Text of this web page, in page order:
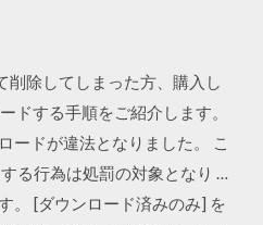
除してしまった方、購入し
ドする手順をご紹介します。
ードが違法となりました。 こ
る行為は処罰の対象となり …
。 [ダウンロード済みのみ] を